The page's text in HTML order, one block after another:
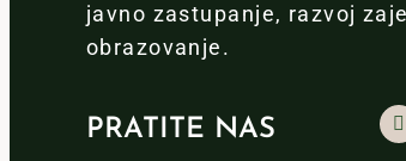
javno zastupanje, razvoj
obrazovanje.
PRATITE NAS